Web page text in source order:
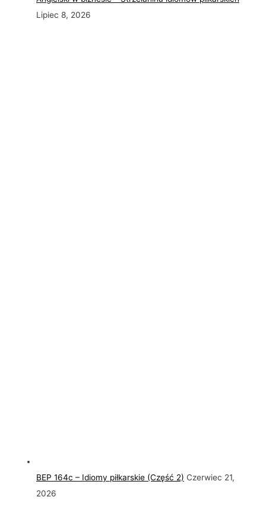
Lipiec 8, 2026
BEP 164c – Idiomy piłkarskie (Część 2) Czerwiec 21,
2026